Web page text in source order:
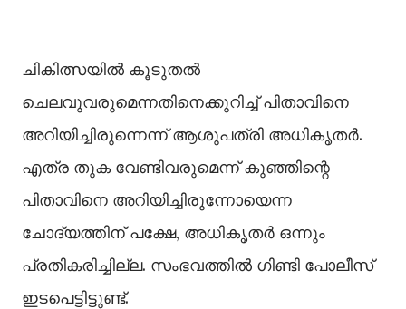
ചികിത്സയില്‍ കൂടുതല്‍
ചെലവുവരുമെന്നതിനെക്കുറിച്ച്‌ പിതാവിനെ
അറിയിച്ചിരുന്നെന്ന് ആശുപത്രി അധികൃതർ.
എത്ര തുക വേണ്ടിവരുമെന്ന് കുഞ്ഞിന്റെ
പിതാവിനെ അറിയിച്ചിരുന്നോയെന്ന
ചോദ്യത്തിന് പക്ഷേ, അധികൃതർ ഒന്നും
പ്രതികരിച്ചില്ല. സംഭവത്തില്‍ ഗിണ്ടി പോലീസ്
ഇടപെട്ടിട്ടുണ്ട്.